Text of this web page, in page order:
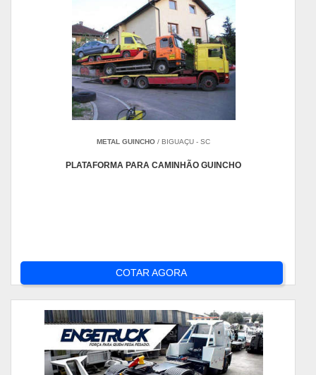
METAL GUINCHO/ BIGUAÇU - SC
PLATAFORMA PARA CAMINHÃO GUINCHO
COTAR AGORA